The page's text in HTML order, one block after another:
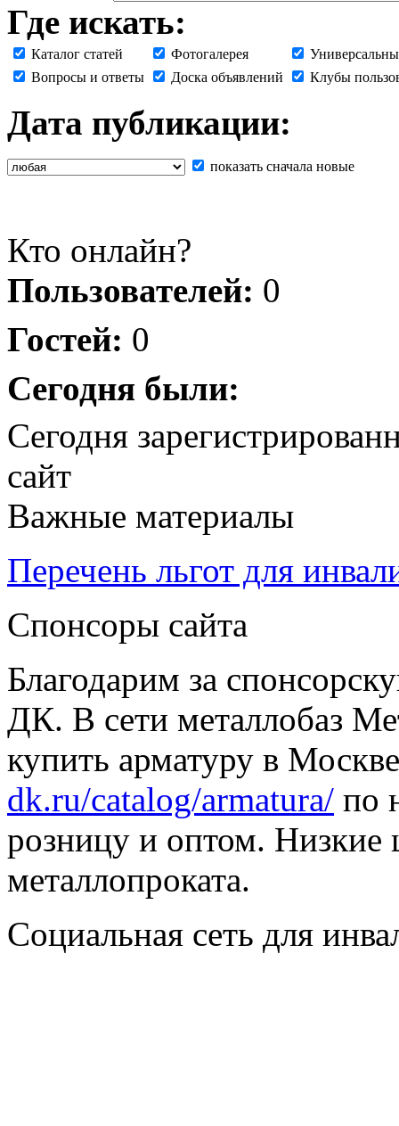
Где искать:
Каталог статей Фотогалерея
Вопросы и ответы
Доска объявлений Клубы
Дата публикации:
показать сначала новые
Кто онлайн?
Пользователей: 0
Гостей: 0
Сегодня были:
Сегодня
сайт
Важные материалы
Перечень льгот для
Спонсоры сайта
Благодарим за
ДК. В сети металлобаз
купить арматуру в
dk.ru/catalog/armatura/ по
розницу и оптом. Низкие
металлопроката.
Социальная сеть для